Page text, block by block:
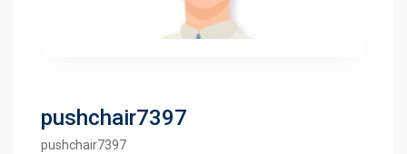
pushchair7397
pushchair7397